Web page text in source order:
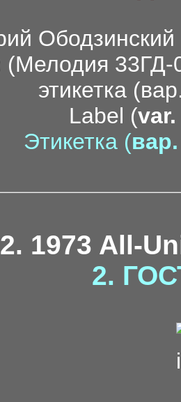
Label (
Этикетка (
2. 1973 All-
2.